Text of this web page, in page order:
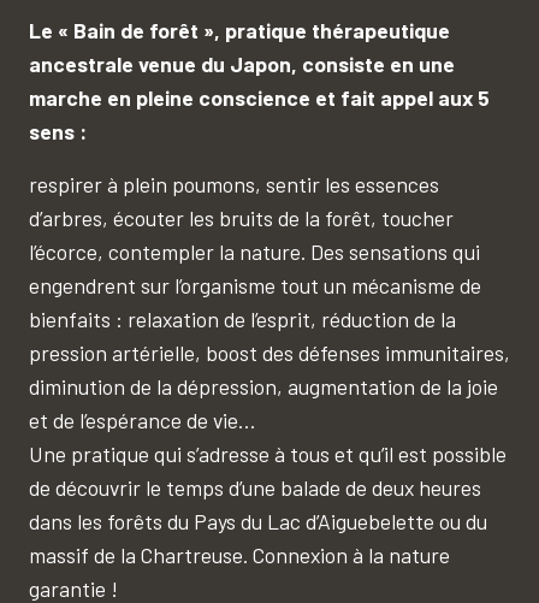
Le « Bain de forêt », pratique thérapeutique
ancestrale venue du Japon, consiste en une
marche en pleine conscience et fait appel aux 5
sens :
respirer à plein poumons, sentir les essences
d’arbres, écouter les bruits de la forêt, toucher
l’écorce, contempler la nature. Des sensations qui
engendrent sur l’organisme tout un mécanisme de
bienfaits : relaxation de l’esprit, réduction de la
pression artérielle, boost des défenses immunitaires,
diminution de la dépression, augmentation de la joie
et de l’espérance de vie…
Une pratique qui s’adresse à tous et qu’il est possible
de découvrir le temps d’une balade de deux heures
dans les forêts du Pays du Lac d’Aiguebelette ou du
massif de la Chartreuse. Connexion à la nature
garantie !